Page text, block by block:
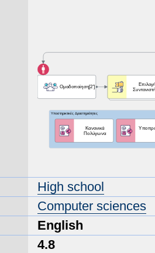
High school
Computer sciences
English
4.8